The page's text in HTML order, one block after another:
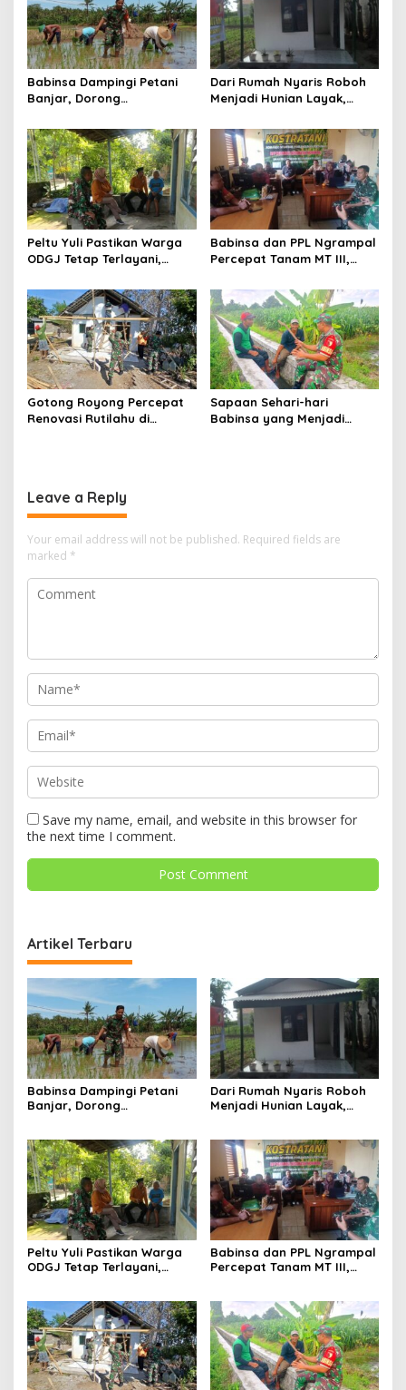
Babinsa Dampingi Petani
Banjar, Dorong
Ketahanan Pangan
Dari Rumah Nyaris Roboh
Menjadi Hunian Layak,
Wujudkan Harapan Ibu Feri
Peltu Yuli Pastikan Warga
ODGJ Tetap Terlayani,
Tengah Masyarakat
Babinsa dan PPL Ngrampal
Percepat Tanam MT III,
Tanam di Sragen
Gotong Royong Percepat
Renovasi Rutilahu di
Sapaan Sehari-hari
Babinsa yang Menjadi
Leave a Reply
Your email address will not be published. Required fields are
marked *
Save my name, email, and website in this browser for
the next time I comment.
Artikel Terbaru
Babinsa Dampingi Petani
Banjar, Dorong
Dari Rumah Nyaris Roboh
Menjadi Hunian Layak,
Peltu Yuli Pastikan Warga
ODGJ Tetap Terlayani,
Babinsa dan PPL Ngrampal
Percepat Tanam MT III,